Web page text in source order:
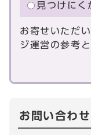
見つけにく
お寄せいただ
ジ運営の参考と
お問い合わ